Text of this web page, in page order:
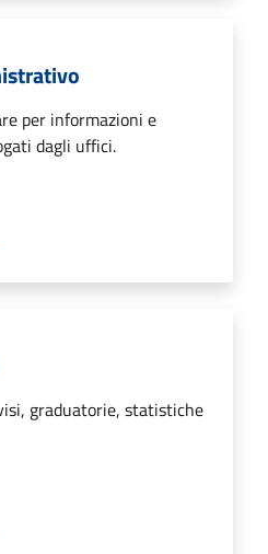
per informazioni e
dagli uffici.
graduatorie, statistiche